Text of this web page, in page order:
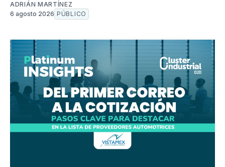
ADRIÁN MARTÍNEZ
6 agosto 2026 PÚBLICO